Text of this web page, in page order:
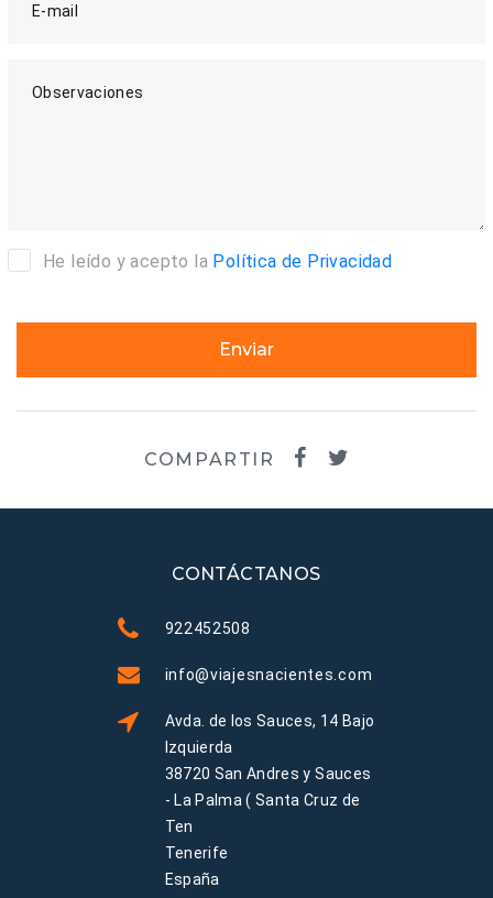
E-mail
Observaciones
He leído y acepto la Política de Privacidad
Enviar
COMPARTIR
CONTÁCTANOS
922452508
info@viajesnacientes.com
Avda. de los Sauces, 14 Bajo
Izquierda
38720 San Andres y Sauces
- La Palma ( Santa Cruz de
Ten
Tenerife
España